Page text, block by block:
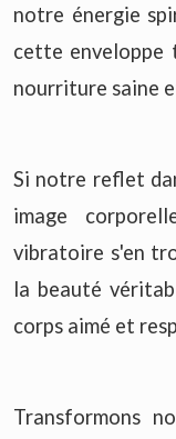
notre énergie
cette enveloppe
nourriture saine
Si notre reflet
image
vibratoire s'en
la beauté
corps aimé et
Transformons